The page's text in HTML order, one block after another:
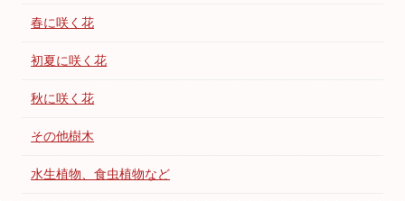
春に咲く花
初夏に咲く花
秋に咲く花
その他樹木
水生植物、食虫植物など